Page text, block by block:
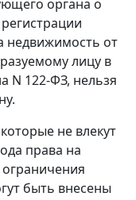
органа о
недвижимость от
лицу в
N 122-ФЗ, нельзя
не влекут
права на
быть внесены